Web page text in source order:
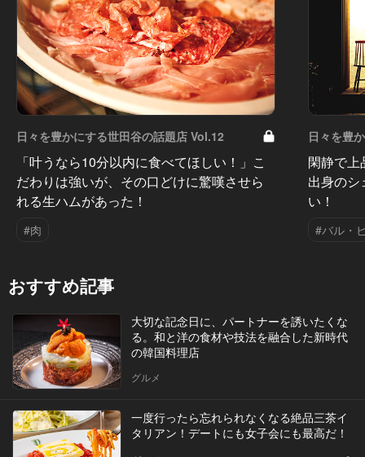
日々を豊かにする世田谷の話題店 Vol.12
「叶うなら10分以内に食べてほしい！」こ
だわりは強いが、その口どけに驚嘆させら
れる生ハムがあった！
#肉
日々を豊
閑静で上
出身の
い！
#バル・
おすすめ記事
大切な記念日に、パートナーを誘いたくな
る。和と洋の食材や技法を融合した新時代
の韓国料理店
グルメ
一度行ったら忘れられなくなる絶品三茶イ
タリアン！デートにも女子会にも最高だ！